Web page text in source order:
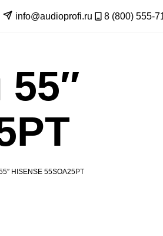
info@audioprofi.ru 8 (800) 555-
HISENSE 55SOA25PT